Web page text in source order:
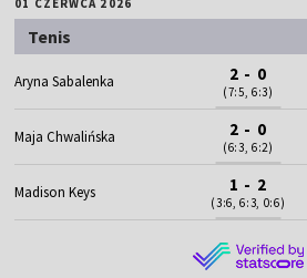
Tenis
Aryna Sabalenka 2 - 0
(7:5, 6:3)
Maja Chwalińska 2 - 0
(6:3, 6:2)
Madison Keys 1 - 2
(3:6, 6:3, 0:6)